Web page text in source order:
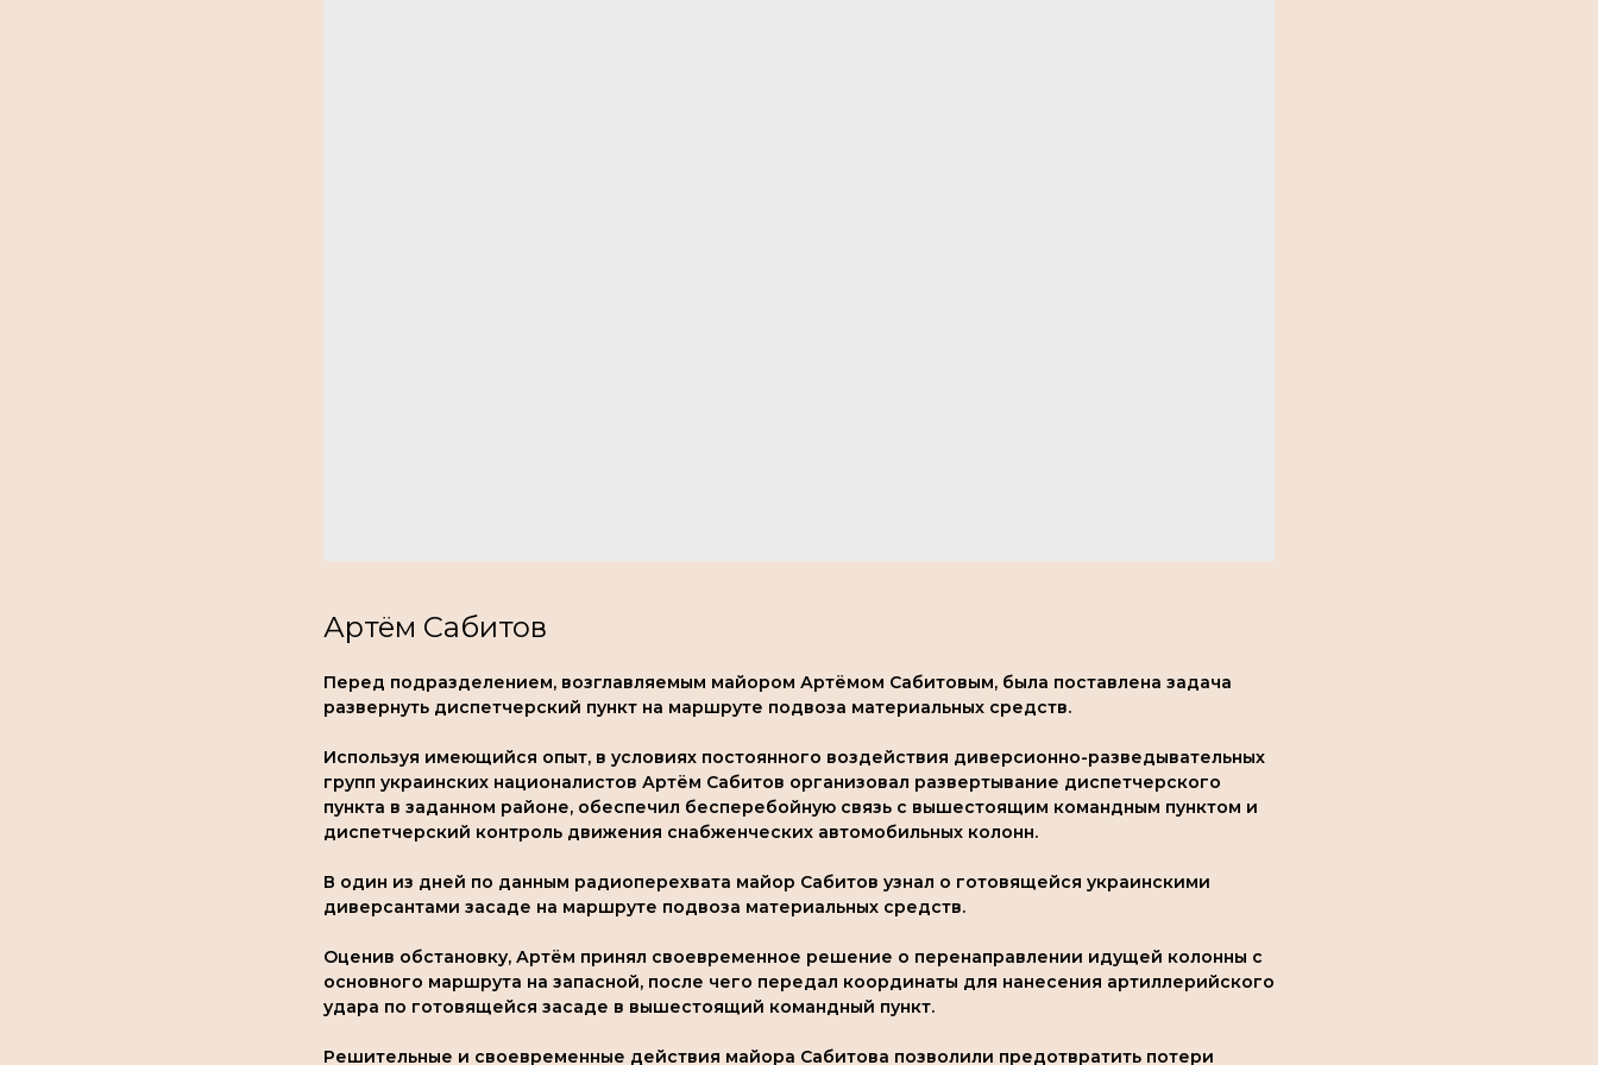
Артём Сабитов
Перед подразделением, возглавляемым майором Артёмом Сабитовым, была поставлена задача
развернуть диспетчерский пункт на маршруте подвоза материальных средств.
Используя имеющийся опыт, в условиях постоянного воздействия диверсионно-разведывательных
групп украинских националистов Артём Сабитов организовал развертывание диспетчерского
пункта в заданном районе, обеспечил бесперебойную связь с вышестоящим командным пунктом и
диспетчерский контроль движения снабженческих автомобильных колонн.
В один из дней по данным радиоперехвата майор Сабитов узнал о готовящейся украинскими
диверсантами засаде на маршруте подвоза материальных средств.
Оценив обстановку, Артём принял своевременное решение о перенаправлении идущей колонны с
основного маршрута на запасной, после чего передал координаты для нанесения артиллерийского
удара по готовящейся засаде в вышестоящий командный пункт.
Решительные и своевременные действия майора Сабитова позволили предотвратить потери